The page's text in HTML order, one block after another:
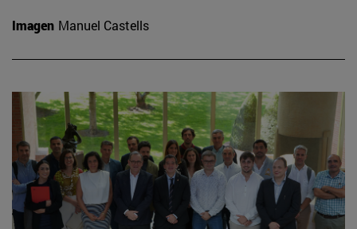
Imagen Manuel Castells